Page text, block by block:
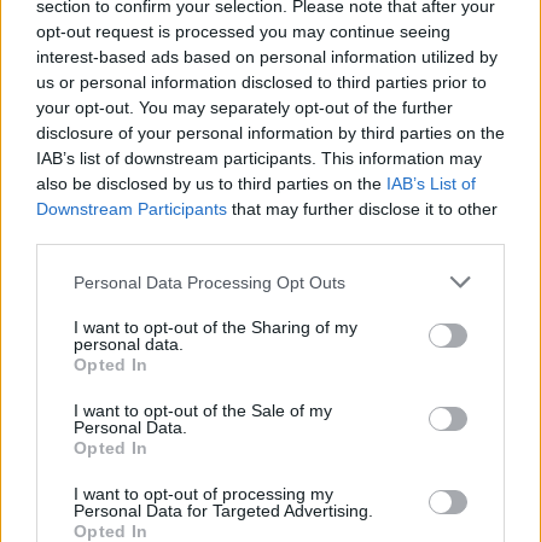
section to confirm your selection. Please note that after your
opt-out request is processed you may continue seeing
interest-based ads based on personal information utilized by
us or personal information disclosed to third parties prior to
your opt-out. You may separately opt-out of the further
disclosure of your personal information by third parties on the
IAB’s list of downstream participants. This information may
also be disclosed by us to third parties on the IAB’s List of
Downstream Participants that may further disclose it to other
Personal Data Processing Opt Outs
I want to opt-out of the Sharing of my
personal data.
Opted In
I want to opt-out of the Sale of my
Personal Data.
Opted In
I want to opt-out of processing my
Personal Data for Targeted Advertising.
Opted In
Elektromosan közlekedsz, vagy a váltáson töprengsz?
Érdekelnek a legfrissebb hírek az e-autók világából, vagy
foglalkoztatnak a legújabb fejlesztések az elektromosság és a
fenntarthatóság területén? Akkor jó helyen jársz!
KAPCSOLÓDÓ CIKKEK TÖBB A SZERZŐTŐL